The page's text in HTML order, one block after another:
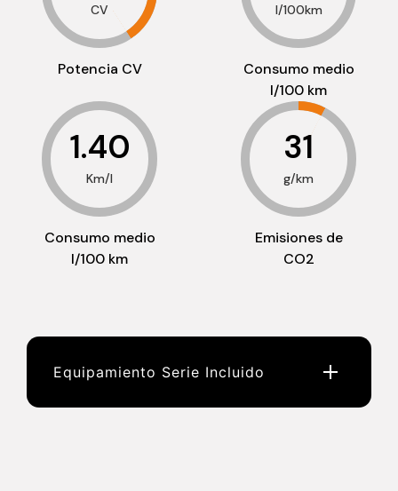
CV
Potencia CV
l/100km
Consumo medio
l/100 km
1.40
Km/l
Consumo medio
l/100 km
31
g/km
Emisiones de
CO2
Equipamiento Serie Incluido